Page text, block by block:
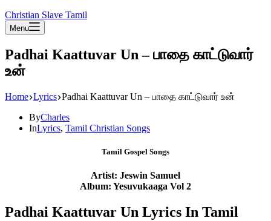
Christian Slave Tamil
Menu
Padhai Kaattuvar Un – பாதை காட்டுவார்
உன்
Home Lyrics Padhai Kaattuvar Un – பாதை காட்டுவார் உன்
ByCharles
InLyrics, Tamil Christian Songs
Tamil Gospel Songs
Artist: Jeswin Samuel
Album: Yesuvukaaga Vol 2
Padhai Kaattuvar Un Lyrics In Tamil